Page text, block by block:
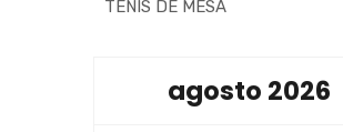
TENIS DE MESA
agosto 2026